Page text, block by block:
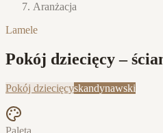
Aranżacja
Lamele
Pokój dziecięcy –
Pokój dziecięcyskandynawski
Paleta